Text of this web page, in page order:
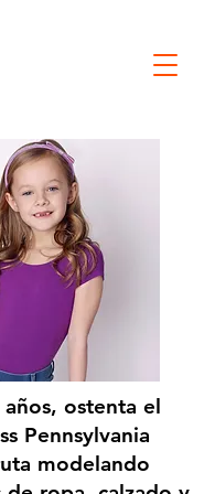
ostenta el
Pennsylvania
modelando